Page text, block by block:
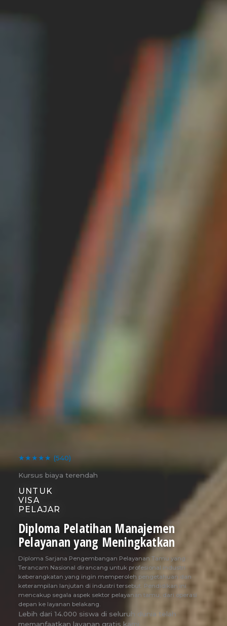
★★★★★ (540)
Kursus biaya terendah
UNTUK
VISA
PELAJAR
Diploma Pelatihan Manajemen
Pelayanan yang Meningkatkan
Diploma Sarjana Pengembangan Pelayanan Tamu yang
Terancam Nasional dirancang untuk profesional industri
keberangkatan yang ingin memperoleh pengetahuan dan
keterampilan lanjutan di industri tersebut. Pendidikan ini
mencakup segala aspek sektor pelayanan tamu, dari operasi
depan ke layanan belakang.
Lebih dari 14.000 siswa di seluruh dunia telah
memanfaatkan layanan gratis kami.